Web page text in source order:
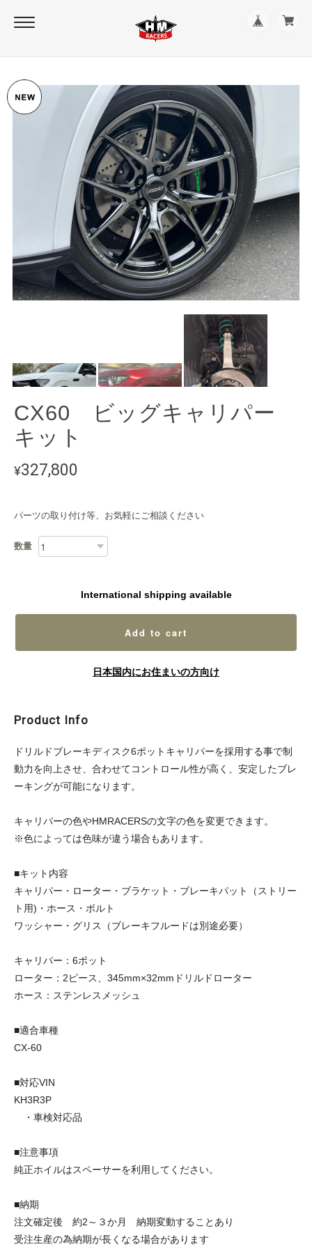
CX60 ビッグキャリパー
キット
¥327,800
パーツの取り付け等、お気軽にご相談ください
数量
International shipping available
Add to cart
日本国内にお住まいの方向け
Product Info
ドリルドブレーキディスク6ポットキャリパーを採用する事で制
動力を向上させ、合わせてコントロール性が高く、安定したブレ
ーキングが可能になります。
キャリパーの色やHMRACERSの文字の色を変更できます。
※色によっては色味が違う場合もあります。
■キット内容
キャリパー・ローター・ブラケット・ブレーキパット（ストリー
ト用)・ホース・ボルト
ワッシャー・グリス（ブレーキフルードは別途必要）
キャリパー：6ポット
ローター：2ピース、345mm×32mmドリルドローター
ホース：ステンレスメッシュ
■適合車種
CX-60
■対応VIN
KH3R3P
・車検対応品
■注意事項
純正ホイルはスペーサーを利用してください。
■納期
注文確定後 約2～３か月 納期変動することあり
受注生産の為納期が長くなる場合があります